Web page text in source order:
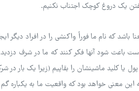
یک دروغ کوچک اجتناب نکنیم.
که نام ما فوراً واکنشی را در افراد دیگر
باعث شود آنها فکر کنند که ما در شرف
یا کلید ماشینشان را بقاپیم (زیرا یک بار در
این معنی خواهد بود که واقعیت ما به